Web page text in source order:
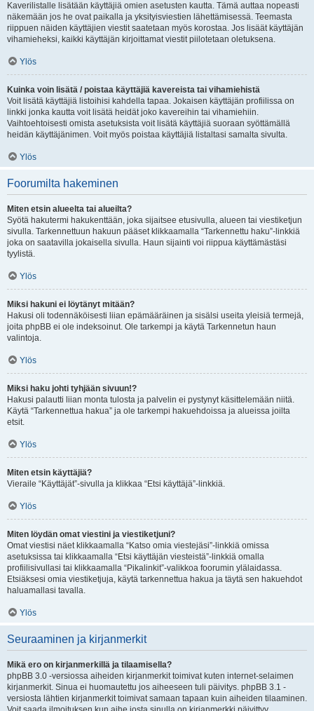
Kaverilistalle lisätään käyttäjiä omien asetusten kautta. Tämä auttaa nopeasti
näkemään jos he ovat paikalla ja yksityisviestien lähettämisessä. Teemasta
riippuen näiden käyttäjien viestit saatetaan myös korostaa. Jos lisäät käyttäjän
vihamieheksi, kaikki käyttäjän kirjoittamat viestit piilotetaan oletuksena.
Ylös
Kuinka voin lisätä / poistaa käyttäjiä kavereista tai vihamiehistä
Voit lisätä käyttäjiä listoihisi kahdella tapaa. Jokaisen käyttäjän profiilissa on
linkki jonka kautta voit lisätä heidät joko kavereihin tai vihamiehiin.
Vaihtoehtoisesti omista asetuksista voit lisätä käyttäjiä suoraan syöttämällä
heidän käyttäjänimen. Voit myös poistaa käyttäjiä listaltasi samalta sivulta.
Ylös
Foorumilta hakeminen
Miten etsin alueelta tai alueilta?
Syötä hakutermi hakukenttään, joka sijaitsee etusivulla, alueen tai viestiketjun
sivulla. Tarkennettuun hakuun pääset klikkaamalla “Tarkennettu haku”-linkkiä
joka on saatavilla jokaisella sivulla. Haun sijainti voi riippua käyttämästäsi
tyylistä.
Ylös
Miksi hakuni ei löytänyt mitään?
Hakusi oli todennäköisesti liian epämääräinen ja sisälsi useita yleisiä termejä,
joita phpBB ei ole indeksoinut. Ole tarkempi ja käytä Tarkennetun haun
valintoja.
Ylös
Miksi haku johti tyhjään sivuun!?
Hakusi palautti liian monta tulosta ja palvelin ei pystynyt käsittelemään niitä.
Käytä “Tarkennettua hakua” ja ole tarkempi hakuehdoissa ja alueissa joilta
etsit.
Ylös
Miten etsin käyttäjiä?
Vieraile “Käyttäjät”-sivulla ja klikkaa “Etsi käyttäjä”-linkkiä.
Ylös
Miten löydän omat viestini ja viestiketjuni?
Omat viestisi näet klikkaamalla “Katso omia viestejäsi”-linkkiä omissa
asetuksissa tai klikkaamalla “Etsi käyttäjän viesteistä”-linkkiä omalla
profiilisivullasi tai klikkaamalla “Pikalinkit”-valikkoa foorumin ylälaidassa.
Etsiäksesi omia viestiketjuja, käytä tarkennettua hakua ja täytä sen hakuehdot
haluamallasi tavalla.
Ylös
Seuraaminen ja kirjanmerkit
Mikä ero on kirjanmerkillä ja tilaamisella?
phpBB 3.0 -versiossa aiheiden kirjanmerkit toimivat kuten internet-selaimen
kirjanmerkit. Sinua ei huomautettu jos aiheeseen tuli päivitys. phpBB 3.1 -
versiosta lähtien kirjanmerkit toimivat samaan tapaan kuin aiheiden tilaaminen.